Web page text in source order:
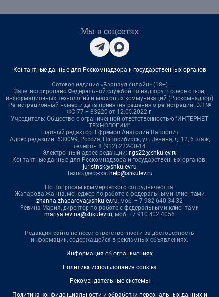
Мы в соцсетях
Контактные данные для Роскомнадзора и государственных органов
Сетевое издание «Барнаул онлайн» (18+)
Зарегистрировано Федеральной службой по надзору в сфере связи,
информационных технологий и массовых коммуникаций (Роскомнадзор)
Регистрационный номер и дата принятия решения о регистрации: ЭЛ №
ФС 77 – 83220 от 12.05.2022 г.
Учредитель: Общество с ограниченной ответственностью "ИНТЕРНЕТ
ТЕХНОЛОГИИ"
Главный редактор: Ефремов Анатолий Павлович
Адрес редакции: 630099, Россия, Новосибирск, ул. Ленина, д. 12, 6 этаж,
телефон 8 (912) 222-00-14
Электронный адрес редакции: ngs22@shkulev.ru
Контактные данные для Роскомнадзора и государственных органов:
juristnsk@shkulev.ru
Техподдержка: help@shkulev.ru
По вопросам коммерческого сотрудничества:
Жапарова Жанна, менеджер по работе с федеральными клиентами
zhanna.zhaparova@shkulev.ru, моб. + 7 982 640 34 32
Ревина Мария, директор по работе с федеральными клиентами
mariya.revina@shkulev.ru, моб. +7 910 402 4056
Редакция сайта не несет ответственности за достоверность
информации, содержащейся в рекламных объявлениях.
Информация об ограничениях
Политика использования cookies
Рекомендательные системы
Политика конфиденциальности и обработки персональных данных и